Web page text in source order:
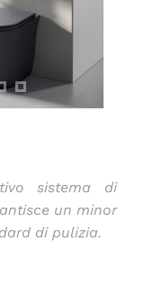
sistema di
un minor
di pulizia.